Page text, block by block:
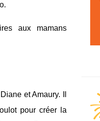
.
aux mamans
et Amaury. Il
pour créer la